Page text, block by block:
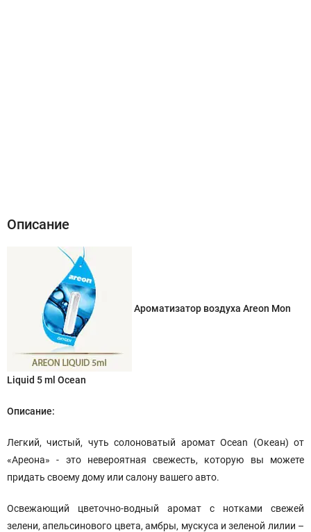
Описание
Ароматизатор воздуха Areon Mon
Liquid 5 ml Ocean
Описание:
Легкий, чистый, чуть солоноватый аромат Ocean (Океан) от
«Ареона» - это невероятная свежесть, которую вы можете
придать своему дому или салону вашего авто.
Освежающий цветочно-водный аромат с нотками свежей
зелени, апельсинового цвета, амбры, мускуса и зеленой лилии –